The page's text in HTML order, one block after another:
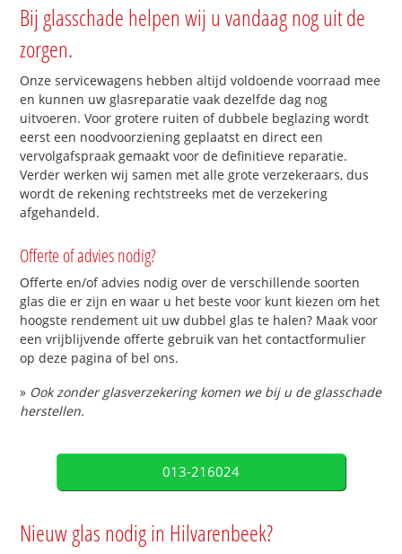
Bij glasschade helpen wij u vandaag nog uit de
zorgen.
Onze servicewagens hebben altijd voldoende voorraad mee
en kunnen uw glasreparatie vaak dezelfde dag nog
uitvoeren. Voor grotere ruiten of dubbele beglazing wordt
eerst een noodvoorziening geplaatst en direct een
vervolgafspraak gemaakt voor de definitieve reparatie.
Verder werken wij samen met alle grote verzekeraars, dus
wordt de rekening rechtstreeks met de verzekering
afgehandeld.
Offerte of advies nodig?
Offerte en/of advies nodig over de verschillende soorten
glas die er zijn en waar u het beste voor kunt kiezen om het
hoogste rendement uit uw dubbel glas te halen? Maak voor
een vrijblijvende offerte gebruik van het contactformulier
op deze pagina of bel ons.
» Ook zonder glasverzekering komen we bij u de glasschade
herstellen.
013-216024
Nieuw glas nodig in Hilvarenbeek?